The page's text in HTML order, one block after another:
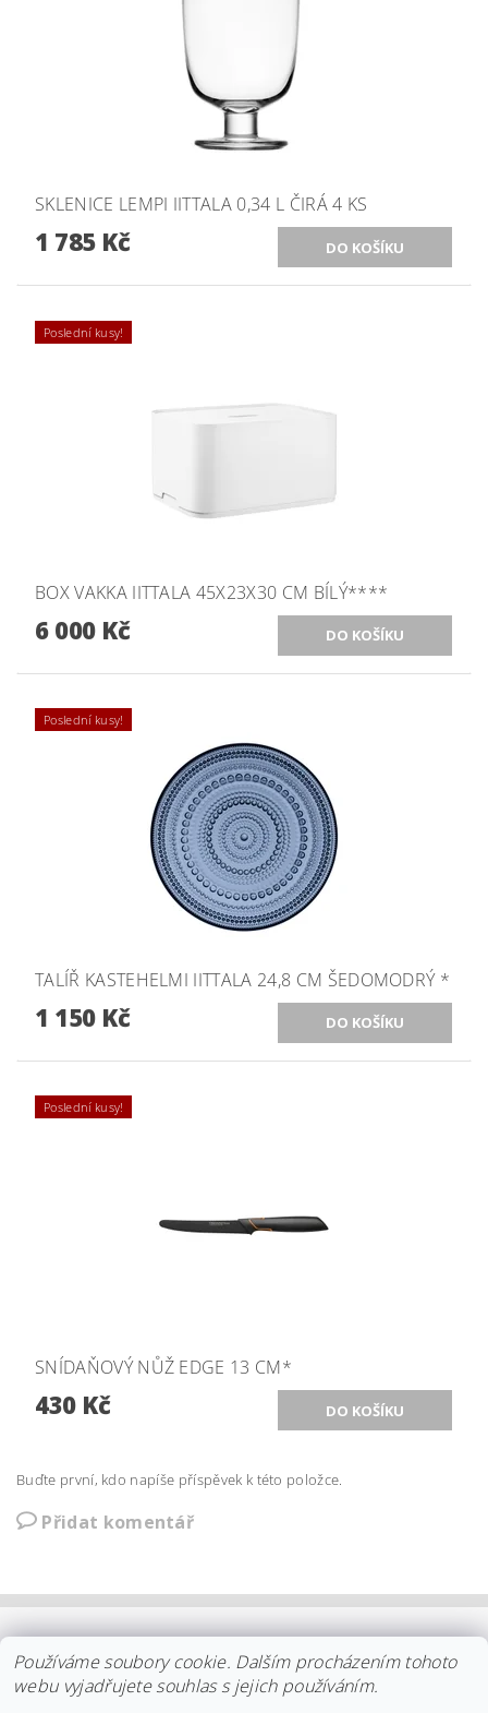
SKLENICE LEMPI IITTALA 0,34 L ČIRÁ 4 KS
1 785 Kč
Poslední kusy!
BOX VAKKA IITTALA 45X23X30 CM BÍLÝ****
6 000 Kč
Poslední kusy!
TALÍŘ KASTEHELMI IITTALA 24,8 CM ŠEDOMODRÝ *
1 150 Kč
Poslední kusy!
SNÍDAŇOVÝ NŮŽ EDGE 13 CM*
430 Kč
Buďte první, kdo napíše příspěvek k této položce.
Přidat komentář
| KOLEKCE STELTON | DISTRIBUCE IITTALA |
REKLAMACE/ODSTOUPENÍ | VŠE O NÁKUPU | KDO JSME
KONTAKT
Používáme soubory cookie. Dalším procházením tohoto
webu vyjadřujete souhlas s jejich používáním.